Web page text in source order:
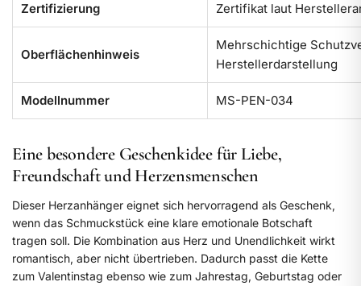
Zertifizierung Zertifikat laut
Oberflächenhinweis
Mehrschichtige
Herstellerdarstellung
Modellnummer MS-PEN-034
Eine besondere Geschenkidee für Liebe,
Freundschaft und Herzensmenschen
Dieser Herzanhänger eignet sich hervorragend als Geschenk,
wenn das Schmuckstück eine klare emotionale Botschaft
tragen soll. Die Kombination aus Herz und Unendlichkeit wirkt
romantisch, aber nicht übertrieben. Dadurch passt die Kette
zum Valentinstag ebenso wie zum Jahrestag, Geburtstag oder